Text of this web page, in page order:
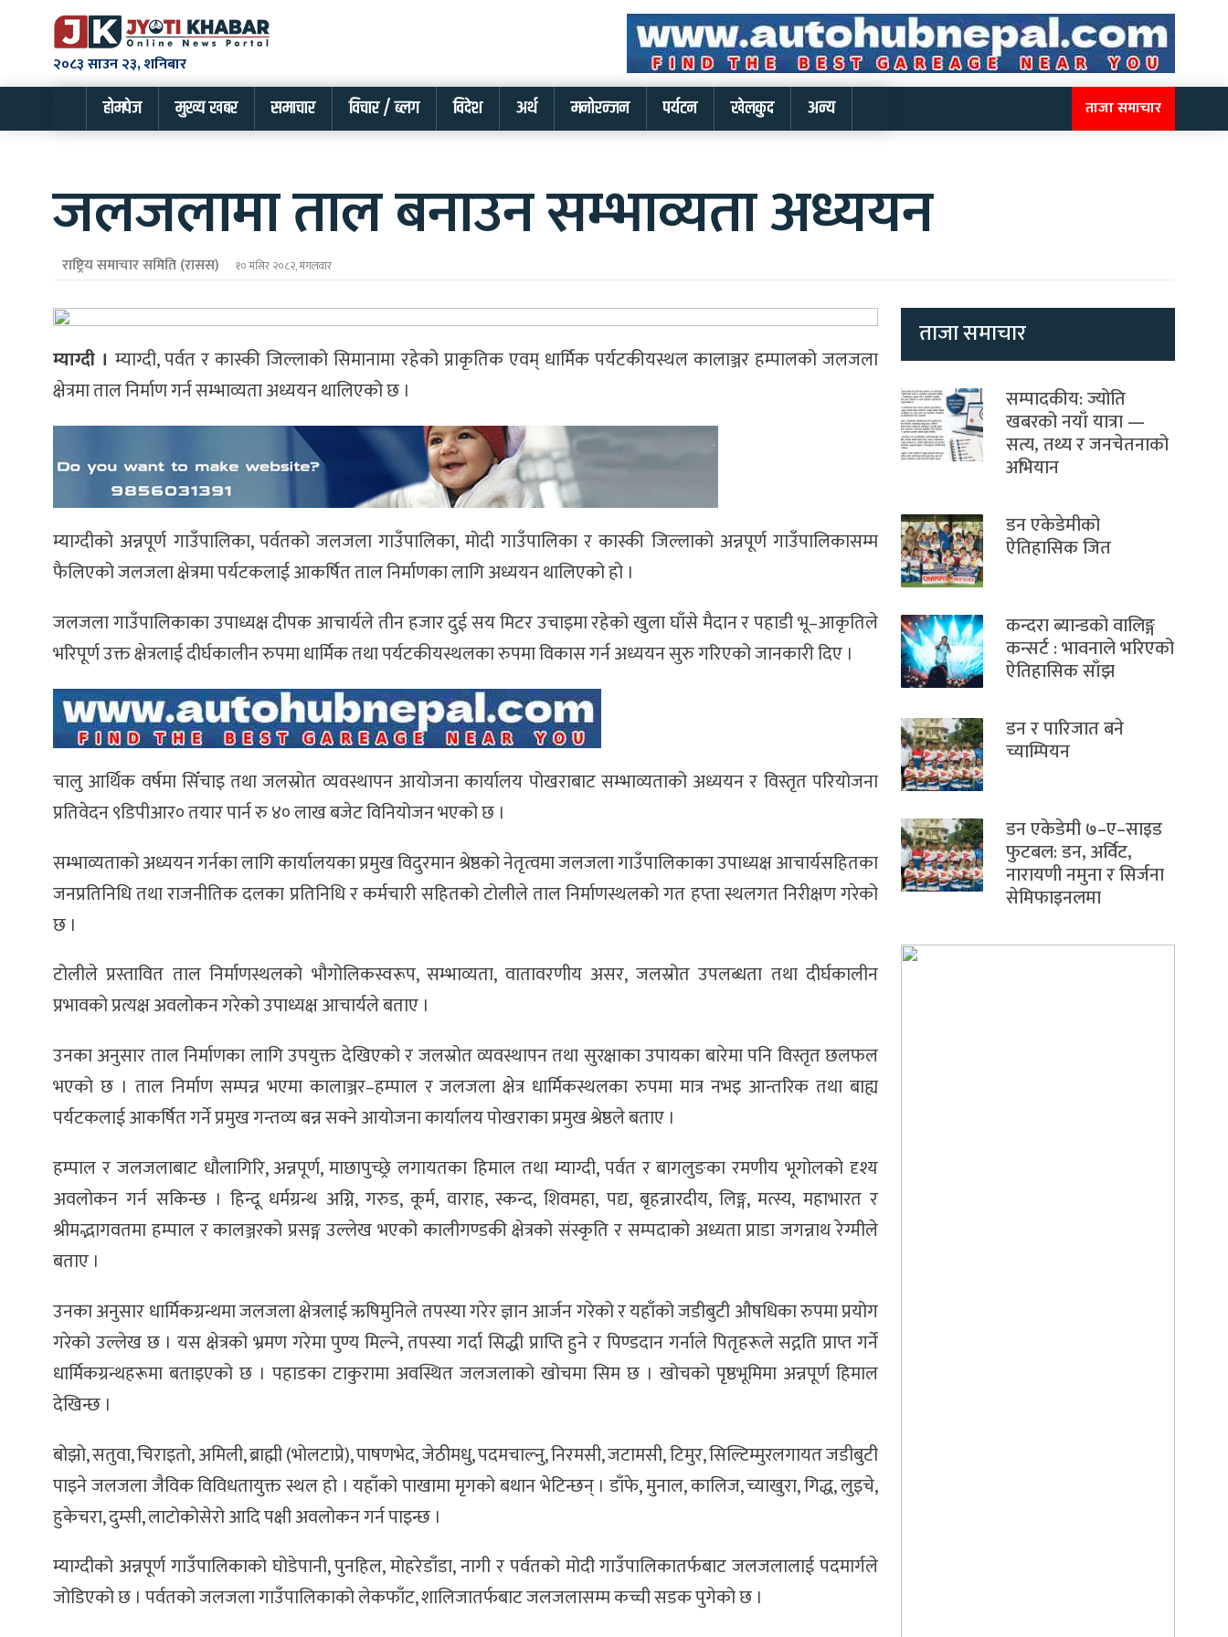
२०८३ साउन २३, शनिबार
होमपेज मुख्य खबर समाचार विचार / ब्लग विदेश अर्थ मनोरन्जन पर्यटन खेलकुद अन्य ताजा समाचार
जलजलामा ताल बनाउन सम्भाव्यता अध्ययन
राष्ट्रिय समाचार समिति (रासस) १० मंसिर २०८२, मंगलवार
म्याग्दी ।म्याग्दी, पर्वत र कास्की जिल्लाको सिमानामा रहेको प्राकृतिक एवम् धार्मिक पर्यटकीयस्थल कालाञ्जर हम्पालको जलजला
क्षेत्रमा ताल निर्माण गर्न सम्भाव्यता अध्ययन थालिएको छ ।
म्याग्दीको अन्नपूर्ण गाउँपालिका, पर्वतको जलजला गाउँपालिका, मोदी गाउँपालिका र कास्की जिल्लाको अन्नपूर्ण गाउँपालिकासम्म
फैलिएको जलजला क्षेत्रमा पर्यटकलाई आकर्षित ताल निर्माणका लागि अध्ययन थालिएको हो ।
जलजला गाउँपालिकाका उपाध्यक्ष दीपक आचार्यले तीन हजार दुई सय मिटर उचाइमा रहेको खुला घाँसे मैदान र पहाडी भू–आकृतिले
भरिपूर्ण उक्त क्षेत्रलाई दीर्घकालीन रुपमा धार्मिक तथा पर्यटकीयस्थलका रुपमा विकास गर्न अध्ययन सुरु गरिएको जानकारी दिए ।
चालु आर्थिक वर्षमा सिँचाइ तथा जलस्रोत व्यवस्थापन आयोजना कार्यालय पोखराबाट सम्भाव्यताको अध्ययन र विस्तृत परियोजना
प्रतिवेदन ९डिपीआर० तयार पार्न रु ४० लाख बजेट विनियोजन भएको छ ।
सम्भाव्यताको अध्ययन गर्नका लागि कार्यालयका प्रमुख विदुरमान श्रेष्ठको नेतृत्वमा जलजला गाउँपालिकाका उपाध्यक्ष आचार्यसहितका
जनप्रतिनिधि तथा राजनीतिक दलका प्रतिनिधि र कर्मचारी सहितको टोलीले ताल निर्माणस्थलको गत हप्ता स्थलगत निरीक्षण गरेको
छ ।
टोलीले प्रस्तावित ताल निर्माणस्थलको भौगोलिकस्वरूप, सम्भाव्यता, वातावरणीय असर, जलस्रोत उपलब्धता तथा दीर्घकालीन
प्रभावको प्रत्यक्ष अवलोकन गरेको उपाध्यक्ष आचार्यले बताए ।
उनका अनुसार ताल निर्माणका लागि उपयुक्त देखिएको र जलस्रोत व्यवस्थापन तथा सुरक्षाका उपायका बारेमा पनि विस्तृत छलफल
भएको छ । ताल निर्माण सम्पन्न भएमा कालाञ्जर–हम्पाल र जलजला क्षेत्र धार्मिकस्थलका रुपमा मात्र नभइ आन्तरिक तथा बाह्य
पर्यटकलाई आकर्षित गर्ने प्रमुख गन्तव्य बन्न सक्ने आयोजना कार्यालय पोखराका प्रमुख श्रेष्ठले बताए ।
हम्पाल र जलजलाबाट धौलागिरि, अन्नपूर्ण, माछापुच्छ्रे लगायतका हिमाल तथा म्याग्दी, पर्वत र बागलुङका रमणीय भूगोलको दृश्य
अवलोकन गर्न सकिन्छ । हिन्दू धर्मग्रन्थ अग्नि, गरुड, कूर्म, वाराह, स्कन्द, शिवमहा, पद्य, बृहन्नारदीय, लिङ्ग, मत्स्य, महाभारत र
श्रीमद्भागवतमा हम्पाल र कालञ्जरको प्रसङ्ग उल्लेख भएको कालीगण्डकी क्षेत्रको संस्कृति र सम्पदाको अध्यता प्राडा जगन्नाथ रेग्मीले
बताए ।
उनका अनुसार धार्मिकग्रन्थमा जलजला क्षेत्रलाई ऋषिमुनिले तपस्या गरेर ज्ञान आर्जन गरेको र यहाँको जडीबुटी औषधिका रुपमा प्रयोग
गरेको उल्लेख छ । यस क्षेत्रको भ्रमण गरेमा पुण्य मिल्ने, तपस्या गर्दा सिद्धी प्राप्ति हुने र पिण्डदान गर्नाले पितृहरूले सद्गति प्राप्त गर्ने
धार्मिकग्रन्थहरूमा बताइएको छ । पहाडका टाकुरामा अवस्थित जलजलाको खोचमा सिम छ । खोचको पृष्ठभूमिमा अन्नपूर्ण हिमाल
देखिन्छ ।
बोझो, सतुवा, चिराइतो, अमिली, ब्राह्मी (भोलटाप्रे), पाषणभेद, जेठीमधु, पदमचाल्नु, निरमसी, जटामसी, टिमुर, सिल्टिम्मुरलगायत जडीबुटी
पाइने जलजला जैविक विविधतायुक्त स्थल हो । यहाँको पाखामा मृगको बथान भेटिन्छन् । डाँफे, मुनाल, कालिज, च्याखुरा, गिद्ध, लुइचे,
हुकेचरा, दुम्सी, लाटोकोसेरो आदि पक्षी अवलोकन गर्न पाइन्छ ।
म्याग्दीको अन्नपूर्ण गाउँपालिकाको घोडेपानी, पुनहिल, मोहरेडाँडा, नागी र पर्वतको मोदी गाउँपालिकातर्फबाट जलजलालाई पदमार्गले
जोडिएको छ । पर्वतको जलजला गाउँपालिकाको लेकफाँट, शालिजातर्फबाट जलजलासम्म कच्ची सडक पुगेको छ ।
ताजा समाचार
सम्पादकीय: ज्योति
खबरको नयाँ यात्रा —
सत्य, तथ्य र जनचेतनाको
अभियान
डन एकेडेमीको
ऐतिहासिक जित
कन्दरा ब्यान्डको वालिङ्ग
कन्सर्ट : भावनाले भरिएको
ऐतिहासिक साँझ
डन र पारिजात बने
च्याम्पियन
डन एकेडेमी ७–ए–साइड
फुटबल: डन, अर्विट,
नारायणी नमुना र सिर्जना
सेमिफाइनलमा